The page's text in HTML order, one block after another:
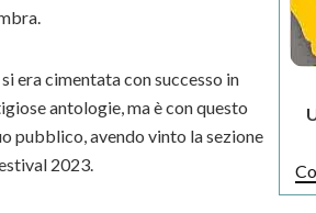
era cimentata con successo in
antologie, ma è con questo
pubblico, avendo vinto la sezione
2023.